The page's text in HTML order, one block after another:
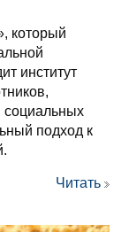
который
институт
социальных
подход к
Читать